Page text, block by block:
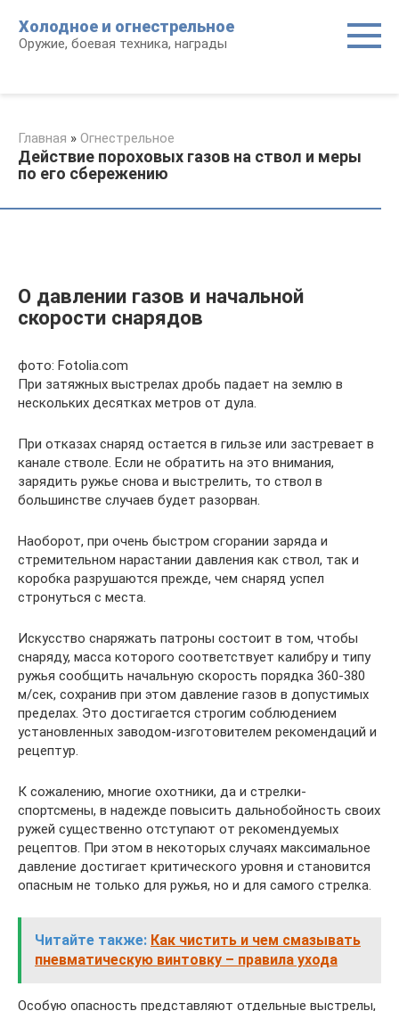
контенту
Холодное и огнестрельное
Оружие, боевая техника, награды
Главная » Огнестрельное
Действие пороховых газов на ствол и меры
по его сбережению
О давлении газов и начальной
скорости снарядов
фото: Fotolia.com
При затяжных выстрелах дробь падает на землю в
нескольких десятках метров от дула.
При отказах снаряд остается в гильзе или застревает в
канале стволе. Если не обратить на это внимания,
зарядить ружье снова и выстрелить, то ствол в
большинстве случаев будет разорван.
Наоборот, при очень быстром сгорании заряда и
стремительном нарастании давления как ствол, так и
коробка разрушаются прежде, чем снаряд успел
стронуться с места.
Искусство снаряжать патроны состоит в том, чтобы
снаряду, масса которого соответствует калибру и типу
ружья сообщить начальную скорость порядка 360-380
м/сек, сохранив при этом давление газов в допустимых
пределах. Это достигается строгим соблюдением
установленных заводом-изготовителем рекомендаций и
рецептур.
К сожалению, многие охотники, да и стрелки-
спортсмены, в надежде повысить дальнобойность своих
ружей существенно отступают от рекомендуемых
рецептов. При этом в некоторых случаях максимальное
давление достигает критического уровня и становится
опасным не только для ружья, но и для самого стрелка.
Читайте также: Как чистить и чем смазывать
пневматическую винтовку – правила ухода
Особую опасность представляют отдельные выстрелы,